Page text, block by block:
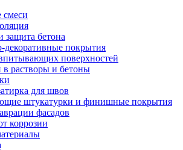
смеси
защита бетона
декоративные покрытия
поверхностей
в растворы и бетоны
для швов
штукатурки и финишные покрытия
фасадов
коррозии